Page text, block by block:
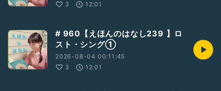
3
12:01
# 960【えほんのはなし239 】ロ
スト・シング①
2026-08-04 00:11:45
3
12:01